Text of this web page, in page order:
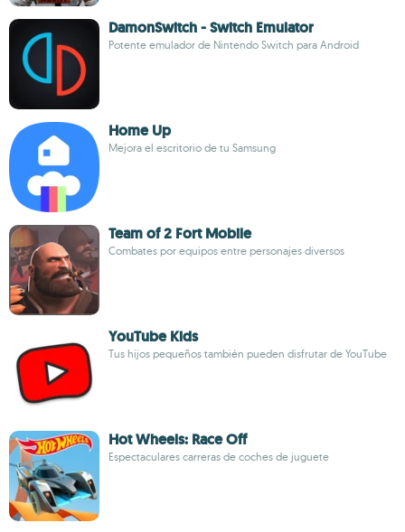
DamonSwitch - Switch Emulator
Potente emulador de Nintendo Switch para Android
Home Up
Mejora el escritorio de tu Samsung
Team of 2 Fort Mobile
Combates por equipos entre personajes diversos
YouTube Kids
Tus hijos pequeños también pueden disfrutar de YouTube
Hot Wheels: Race Off
Espectaculares carreras de coches de juguete